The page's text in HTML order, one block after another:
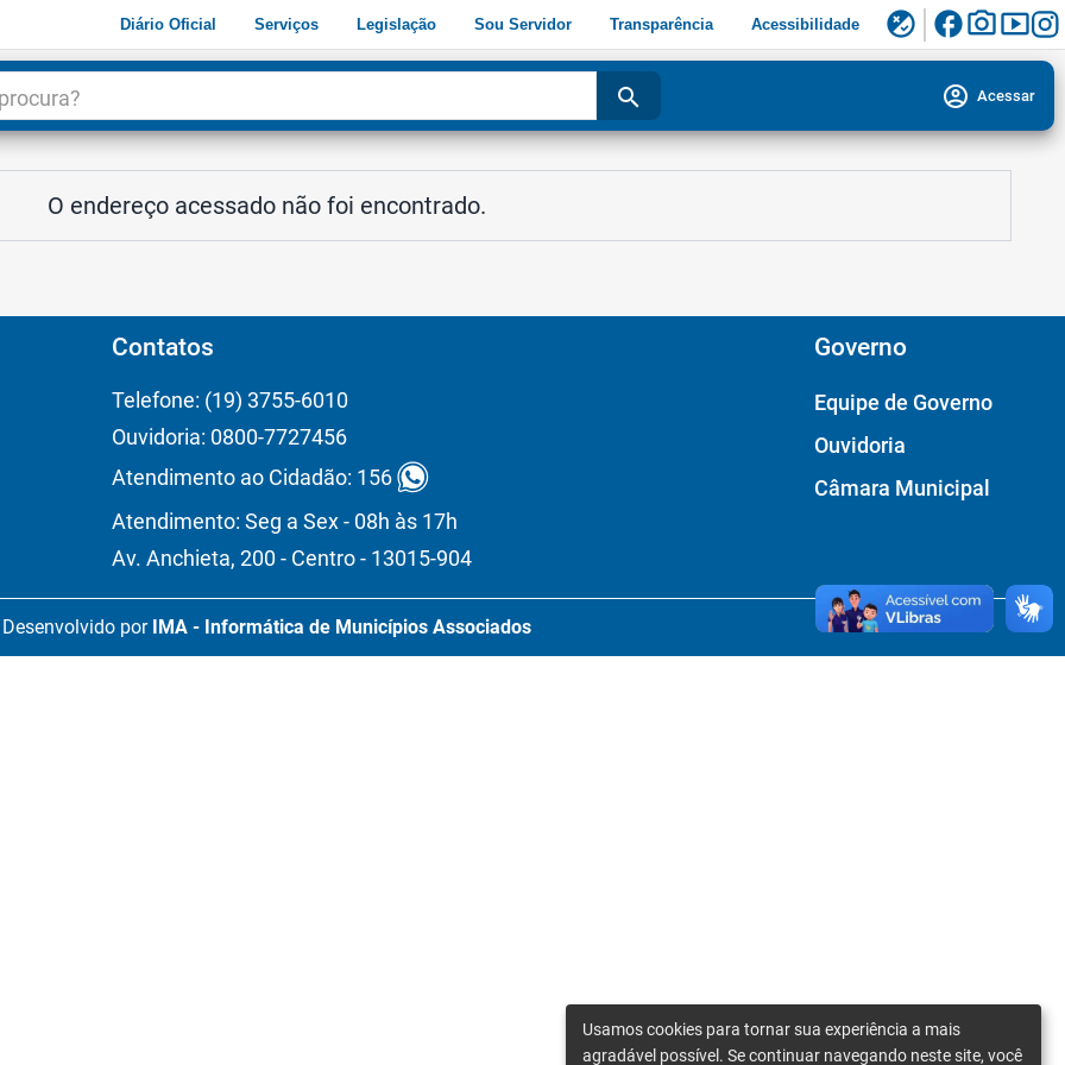
Diário Oficial Serviços Legislação Sou Servidor Transparência Acessibilidade flaky facebookphoto_camerasmart_display
search account_circle Acessar
O endereço acessado não foi encontrado.
Contatos
Telefone: (19) 3755-6010
Ouvidoria: 0800-7727456
Atendimento ao Cidadão: 156
Atendimento: Seg a Sex - 08h às 17h
Av. Anchieta, 200 - Centro - 13015-904
Governo
Equipe de Governo
Ouvidoria
Câmara Municipal
Desenvolvido por IMA - Informática de Municípios Associados
Usamos cookies para tornar sua experiência a mais
agradável possível. Se continuar navegando neste site, você